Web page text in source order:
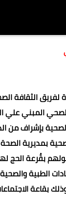
الثقافة
المبني علي
بإشراف من
بمديرية
بقُرعة الحج
الطبية
بقاعة